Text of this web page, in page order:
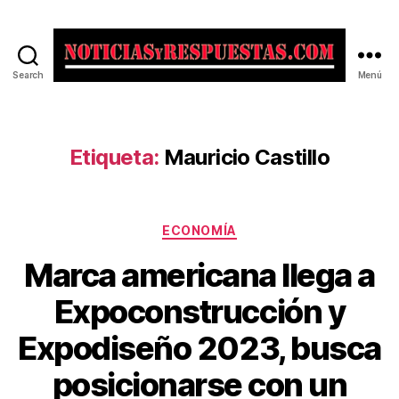
Search Menú
Etiqueta: Mauricio Castillo
Categorías
ECONOMÍA
Marca americana llega a
Expoconstrucción y
Expodiseño 2023, busca
posicionarse con un